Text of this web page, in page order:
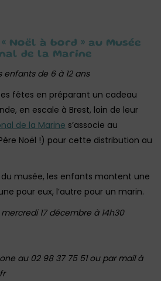
Noël à bord » au Musée
de la Marine
enfants de 6 à 12 ans
fêtes en préparant un cadeau
en escale à Brest, loin de leur
de la Marine s’associe au
Noël !) pour cette distribution au
musée, les enfants montent une
pour eux, l’autre pour un marin.
17 décembre à 14h30
au 02 98 37 75 51 ou par mail à